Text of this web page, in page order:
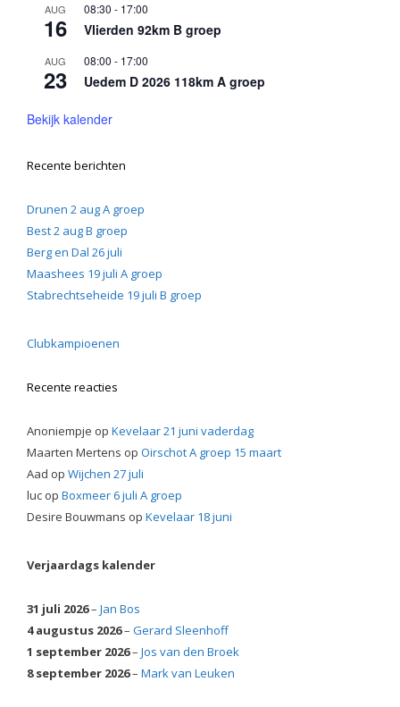
AUG
16
08:30 - 17:00
Vlierden 92km B groep
AUG
23
08:00 - 17:00
Uedem D 2026 118km A groep
Bekijk kalender
Recente berichten
Drunen 2 aug A groep
Best 2 aug B groep
Berg en Dal 26 juli
Maashees 19 juli A groep
Stabrechtseheide 19 juli B groep
Clubkampioenen
Recente reacties
Anoniempje op Kevelaar 21 juni vaderdag
Maarten Mertens op Oirschot A groep 15 maart
Aad op Wijchen 27 juli
luc op Boxmeer 6 juli A groep
Desire Bouwmans op Kevelaar 18 juni
Verjaardags kalender
31 juli 2026– Jan Bos
4 augustus 2026– Gerard Sleenhoff
1 september 2026– Jos van den Broek
8 september 2026– Mark van Leuken